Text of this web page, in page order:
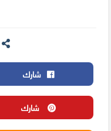
شارك
شارك